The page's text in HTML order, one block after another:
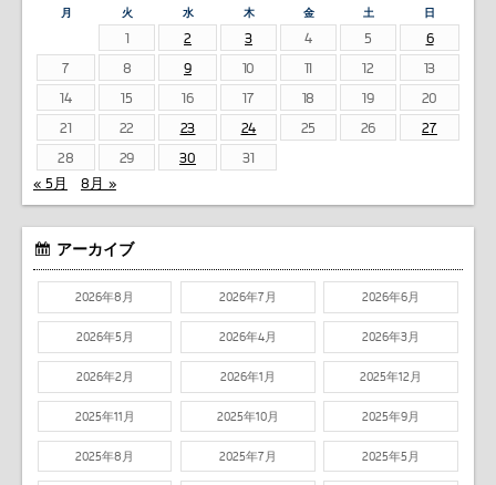
月 火 水 木 金 土 日
1 2 3 4 5
6
7
8 9 10 11 12
13
14
15 16 17 18 19
20
21
22 23 24 25 26
27
28
29 30
31
« 5月
8月 »
アーカイブ
2026年8月 2026年7月 2026年6月
2026年5月 2026年4月 2026年3月
2026年2月 2026年1月 2025年12月
2025年11月 2025年10月 2025年9月
2025年8月 2025年7月 2025年5月